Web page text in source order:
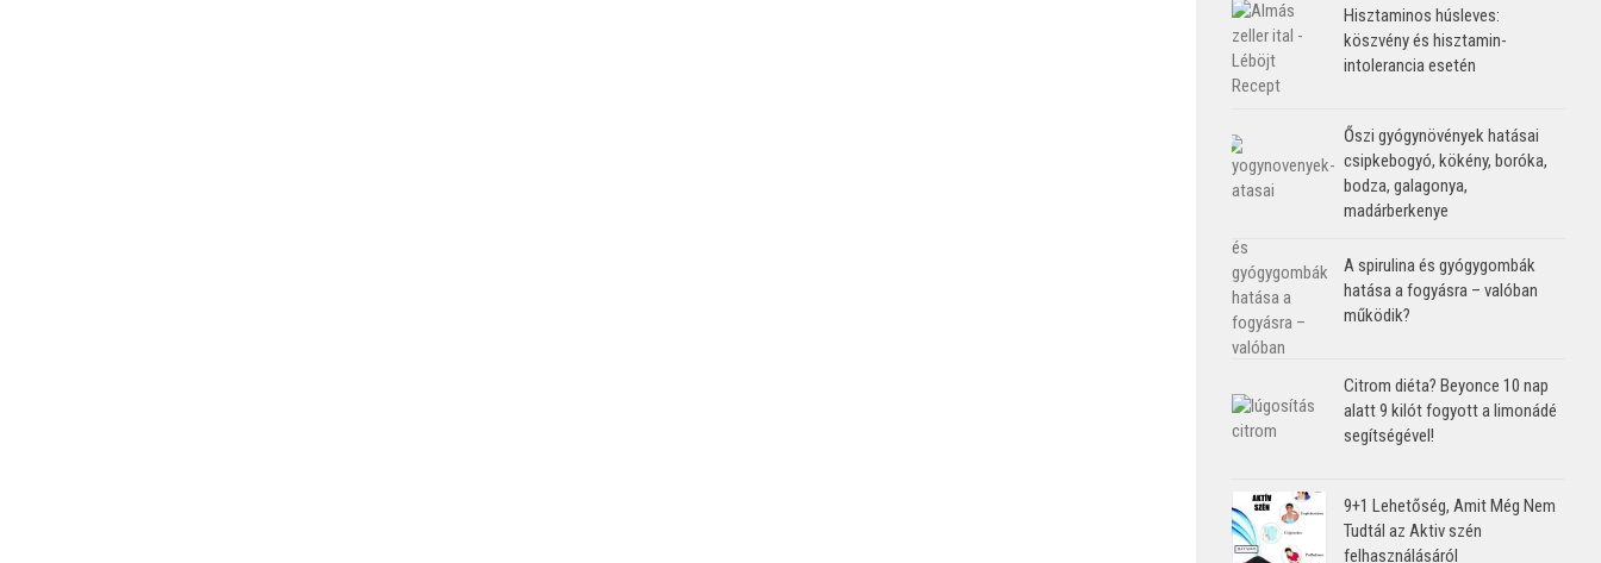
Hisztaminos húsleves:
köszvény és hisztamin-
intolerancia esetén
Őszi gyógynövények hatásai
csipkebogyó, kökény, boróka,
bodza, galagonya,
madárberkenye
A spirulina és gyógygombák
hatása a fogyásra – valóban
működik?
Citrom diéta? Beyonce 10 nap
alatt 9 kilót fogyott a limonádé
segítségével!
9+1 Lehetőség, Amit Még Nem
Tudtál az Aktiv szén
felhasználásáról